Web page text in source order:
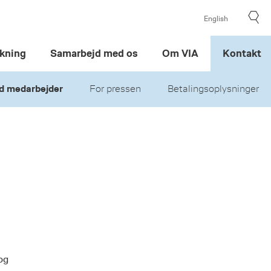
English
Samarbejd med os Om VIA Kontakt
medarbejder For pressen Betalingsoplysninger